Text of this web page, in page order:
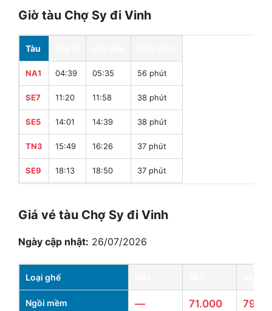
Giờ tàu Chợ Sy đi Vinh
Tàu
NA1 04:39 05:35 56 phút
SE7 11:20 11:58 38 phút
SE5 14:01 14:39 38 phút
TN3 15:49 16:26 37 phút
SE9 18:13 18:50 37 phút
Giá vé tàu Chợ Sy đi Vinh
Ngày cập nhật: 26/07/2026
Loại ghế
Ngồi mềm — 71.000